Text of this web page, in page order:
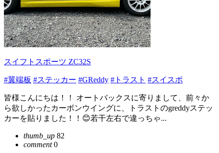
スイフトスポーツ ZC32S
#翼端板 #ステッカー #GReddy #トラスト #スイスポ
皆様こんにちは！！ オートバックスに寄りまして、前々か
ら欲しかったカーボンウイングに、トラストのgreddyステッ
カーを貼りました！！😊若干左右で違っちゃ...
thumb_up 82
comment0